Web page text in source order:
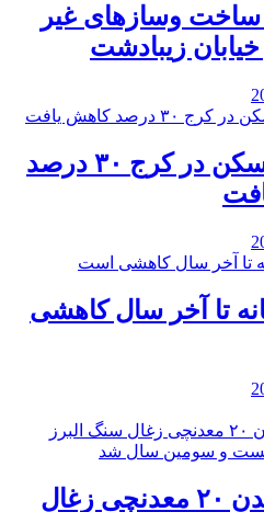
ساخت وسازهای غیر
زیبادشت
️قیمت مسکن در کرج ۳۰ درصد
تا آخر سال کاهشی
کشته شدن ۲۰ معدنچی زغال